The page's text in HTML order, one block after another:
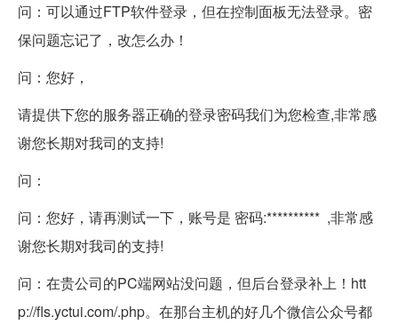
问：可以通过FTP软件登录，但在控制面板无法登录。密
保问题忘记了，改怎么办！
问：您好，
请提供下您的服务器正确的登录密码我们为您检查,非常感
谢您长期对我司的支持!
问：
问：您好，请再测试一下，账号是 密码:********** ,非常感
谢您长期对我司的支持!
问：在贵公司的PC端网站没问题，但后台登录补上！htt
p://fls.yctui.com/.php。在那台主机的好几个微信公众号都